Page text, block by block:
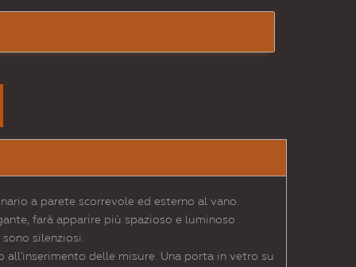
a parete scorrevole ed esterno al vano.
farà apparire più spazioso e luminoso
silenziosi.
delle misure. Una porta in vetro su